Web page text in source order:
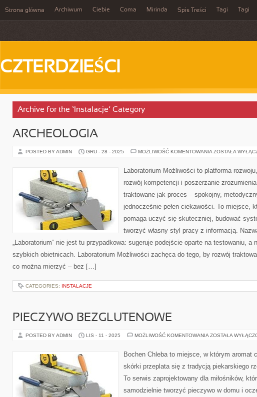
Strona główna Archiwum Ciebie Coma Mirinda Spis Treści Tagi Tagi
CZTERDZIEŚCI
Archive for the ‘Instalacje’ Category
ARCHEOLOGIA
POSTED BY ADMIN GRU - 28 - 2025 MOŻLIWOŚĆ KOMENTOWANIA ARCHEOLOGIA
ZOSTAŁA
Laboratorium Możliwości to platforma
rozwój kompetencji i poszerzanie
traktowane jak proces – spokojny,
jednocześnie pełen ciekawości. To miejsce,
pomaga uczyć się skuteczniej, budować
tworzyć własny styl pracy z informacją.
„Laboratorium” nie jest tu przypadkowa: sugeruje podejście oparte na testowaniu, a
szybkich obietnicach. Laboratorium Możliwości zachęca do tego, by rozwój
co można mierzyć – bez […]
CATEGORIES: INSTALACJE
PIECZYWO BEZGLUTENOWE
POSTED BY ADMIN LIS - 11 - 2025 MOŻLIWOŚĆ KOMENTOWANIA PIECZYWO
ZOSTAŁA
Bochen Chleba to miejsce, w którym aromat
skórki przeplata się z tradycją piekarskiego
To serwis zaprojektowany dla miłośników,
samodzielnie tworzyć pieczywo w domu i